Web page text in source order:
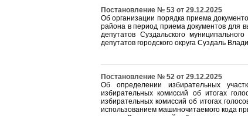
Постановление № 53 от 29.12.2025
Об организации порядка приема
района в период приема документов для
депутатов Суздальского
депутатов городского округа Суздаль
Постановление № 52 от 29.12.2025
Об определении избирательных
избирательных комиссий об итогах
избирательных комиссий об итогах
использованием машиночитаемого кода